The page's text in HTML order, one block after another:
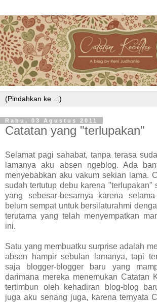
Rabu, 03 Agustus 2011
Catatan yang "terlupakan"
Selamat pagi sahabat, tanpa terasa
lamanya aku absen ngeblog. Ada
menyebabkan aku vakum sekian lama.
sudah tertutup debu karena "terlupakan"
yang sebesar-besarnya karena
belum sempat untuk bersilaturahmi
terutama yang telah menyempatkan
ini.
Satu yang membuatku surprise adalah
absen hampir sebulan lamanya, tapi
saja blogger-blogger baru yang
darimana mereka menemukan Catatan
tertimbun oleh kehadiran blog-blog
juga aku senang juga, karena ternyata